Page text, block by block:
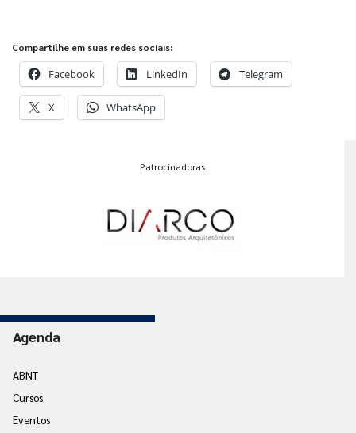
Compartilhe em suas redes sociais:
Facebook LinkedIn Telegram
X WhatsApp
Patrocinadoras
Agenda
ABNT
Cursos
Eventos